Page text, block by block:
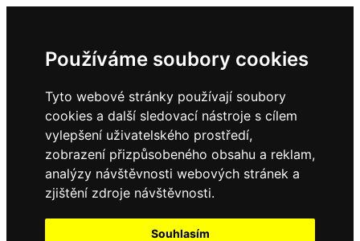
Používáme soubory cookies
Tyto webové stránky používají soubory
cookies a další sledovací nástroje s cílem
vylepšení uživatelského prostředí,
zobrazení přizpůsobeného obsahu a reklam,
analýzy návštěvnosti webových stránek a
zjištění zdroje návštěvnosti.
Souhlasím